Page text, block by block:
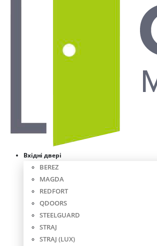
Вхідні двері
BEREZ
MAGDA
REDFORT
QDOORS
STEELGUARD
STRAJ
STRAJ (LUX)